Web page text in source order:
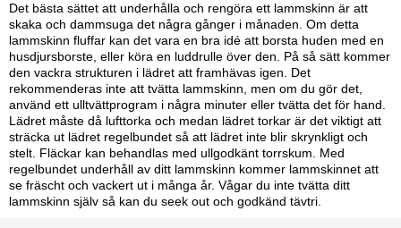
Det bästa sättet att underhålla och rengöra ett lammskinn är att
skaka och dammsuga det några gånger i månaden. Om detta
lammskinn fluffar kan det vara en bra idé att borsta huden med en
husdjursborste, eller köra en luddrulle över den. På så sätt kommer
den vackra strukturen i lädret att framhävas igen. Det
rekommenderas inte att tvätta lammskinn, men om du gör det,
använd ett ulltvättprogram i några minuter eller tvätta det för hand.
Lädret måste då lufttorka och medan lädret torkar är det viktigt att
sträcka ut lädret regelbundet så att lädret inte blir skrynkligt och
stelt. Fläckar kan behandlas med ullgodkänt torrskum. Med
regelbundet underhåll av ditt lammskinn kommer lammskinnet att
se fräscht och vackert ut i många år. Vågar du inte tvätta ditt
lammskinn själv så kan du seek out och godkänd tävtri.